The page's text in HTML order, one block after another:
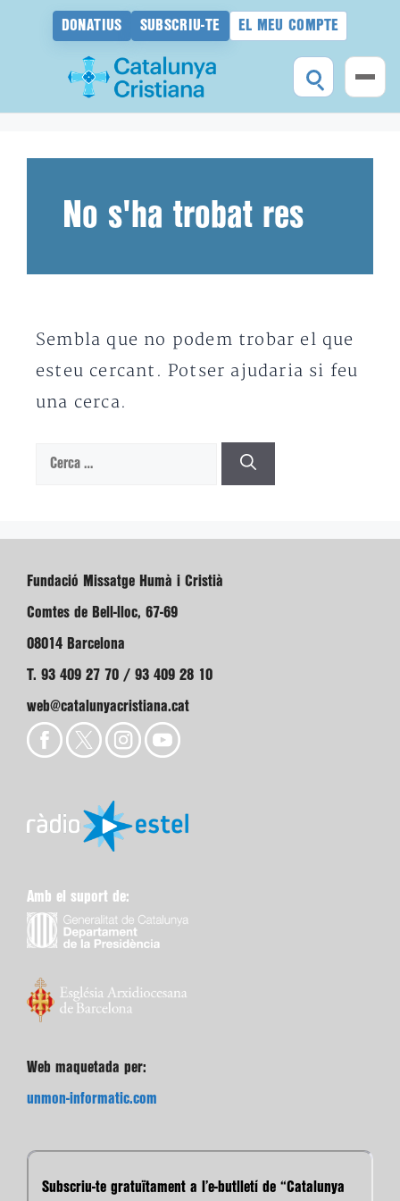
DONATIUS SUBSCRIU-TE EL MEU COMPTE
No s'ha trobat res
Sembla que no podem trobar el que
esteu cercant. Potser ajudaria si feu
una cerca.
Cerca:
Fundació Missatge Humà i Cristià
Comtes de Bell-lloc, 67-69
08014 Barcelona
T. 93 409 27 70 / 93 409 28 10
web@catalunyacristiana.cat
Amb el suport de:
Web maquetada per:
unmon-informatic.com
Subscriu-te gratuïtament a l’e-butlletí de “Catalunya